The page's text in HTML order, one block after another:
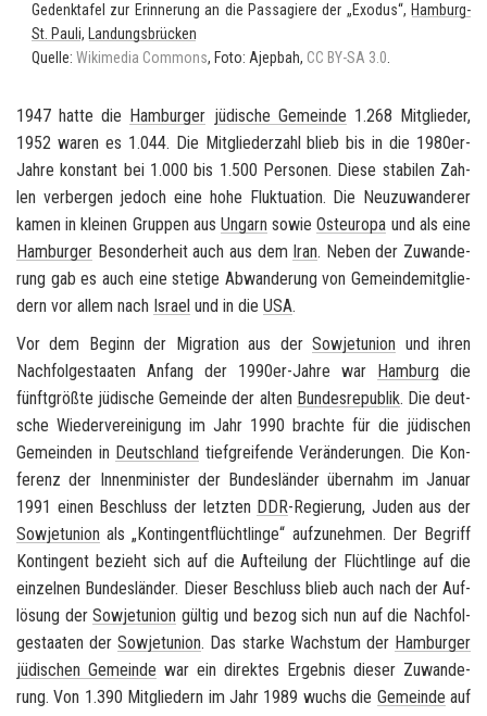
Ge­denk­ta­fel zur Er­in­ne­rung an die Pas­sa­gie­re der „Exo­dus“, Hamburg-​
St. Pauli,
Lan­dungs­brü­cken
Quel­le: Wi­ki­me­dia Com­mons, Foto: Ajep­bah, CC BY-SA 3.0
1947 hatte die Ham­bur­ger jü­di­sche Ge­mein­de 1.268 Mit­glie­der,
1952 waren es 1.044. Die Mit­glie­der­zahl blieb bis in die 1980er-​
Jahre kon­stant bei 1.000 bis 1.500 Per­so­nen. Diese sta­bi­len Zah­
len ver­ber­gen je­doch eine hohe Fluk­tua­ti­on. Die Neu­zu­wan­de­rer
kamen in klei­nen Grup­pen aus Un­garn sowieOst­eu­ro­pa und als eine
Ham­bur­ger Be­son­der­heit auch aus dem Iran. Neben der Zu­wan­de­
rung gab es auch eine ste­ti­ge Ab­wan­de­rung von Ge­mein­de­mit­glie­
dern vor allem nach Is­ra­el und in die USA.
Vor dem Be­ginn der Mi­gra­ti­on aus derSo­wjet­uni­on und ihren
Nach­fol­ge­staa­ten An­fang der 1990er-​Jahre war Ham­burg die
fünft­größ­te jü­di­sche Ge­mein­de der alten Bun­des­re­pu­blik. Die deut­
sche Wie­der­ver­ei­ni­gung im Jahr 1990 brach­te für die jü­di­schen
Ge­mein­den in Deutsch­land tief­grei­fen­de Ver­än­de­run­gen. Die Kon­
fe­renz der In­nen­mi­nis­ter der Bun­des­län­der über­nahm im Ja­nu­ar
1991 einen Be­schluss der letz­ten DDR-​Regierung, Juden aus der
So­wjet­uni­on als „Kon­tin­gent­flücht­lin­ge“ auf­zu­neh­men. Der Be­griff
Kon­tin­gent be­zieht sich auf die Auf­tei­lung der Flücht­lin­ge auf die
ein­zel­nen Bun­des­län­der. Die­ser Be­schluss blieb auch nach der Auf­
lö­sung derSo­wjet­uni­on gül­tig und bezog sich nun auf die Nach­fol­
ge­staa­ten derSo­wjet­uni­on. Das star­ke Wachs­tum der Ham­bur­ger
jü­di­schen Ge­mein­de war ein di­rek­tes Er­geb­nis die­ser Zu­wan­de­
rung. Von 1.390 Mit­glie­dern im Jahr 1989 wuchs die Ge­mein­de auf